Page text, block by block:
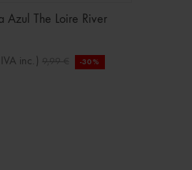
Azul The Loire River
(IVA inc.) 9,99 € -30%